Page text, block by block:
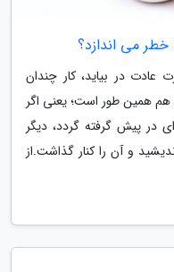
خطر می اندازد؟
در بیاید، کار چندان
هم همین طور است؛ یعنی اگر
در پیش گرفته گردد، دیگر
و آن را کنار گذاشت.از